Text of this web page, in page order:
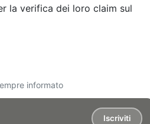
la verifica dei loro claim sul
informato
Iscriviti